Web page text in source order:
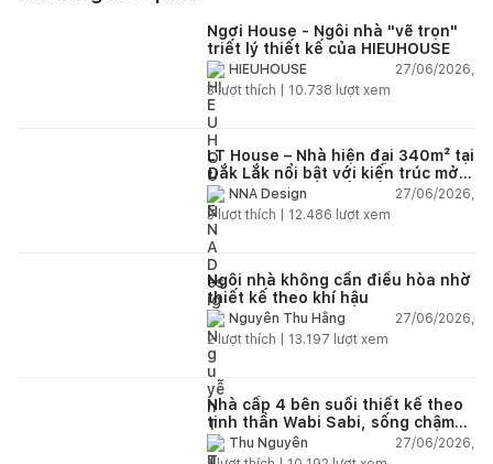
Ngơi House - Ngôi nhà "vẽ trọn"
triết lý thiết kế của HIEUHOUSE
HIEUHOUSE
27/06/2026,
3lượt thích | 10.738 lượt xem
LT House – Nhà hiện đại 340m² tại
Đắk Lắk nổi bật với kiến trúc mở
và hệ sân vườn kết nối thiên
nhiên
NNA Design
27/06/2026,
3lượt thích | 12.486 lượt xem
Ngôi nhà không cần điều hòa nhờ
thiết kế theo khí hậu
Nguyễn Thu Hằng
27/06/2026,
2lượt thích | 13.197 lượt xem
Nhà cấp 4 bên suối thiết kế theo
tinh thần Wabi Sabi, sống chậm
giữa thiên nhiên
Thu Nguyễn
27/06/2026,